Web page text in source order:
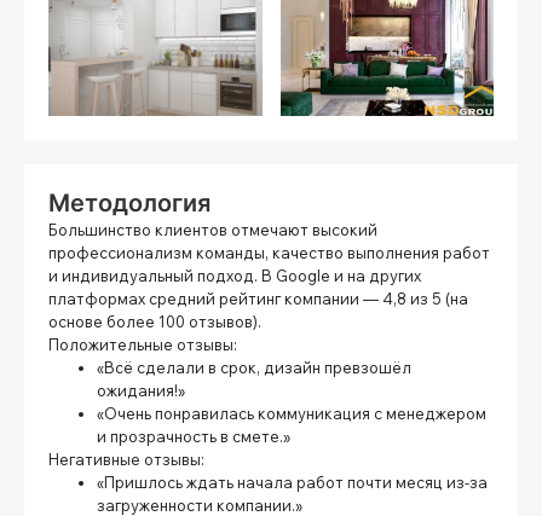
Методология
Большинство клиентов отмечают высокий
профессионализм команды, качество выполнения работ
и индивидуальный подход. В Google и на других
платформах средний рейтинг компании — 4,8 из 5 (на
основе более 100 отзывов).
Положительные отзывы:
«Всё сделали в срок, дизайн превзошёл
ожидания!»
«Очень понравилась коммуникация с менеджером
и прозрачность в смете.»
Негативные отзывы:
«Пришлось ждать начала работ почти месяц из-за
загруженности компании.»